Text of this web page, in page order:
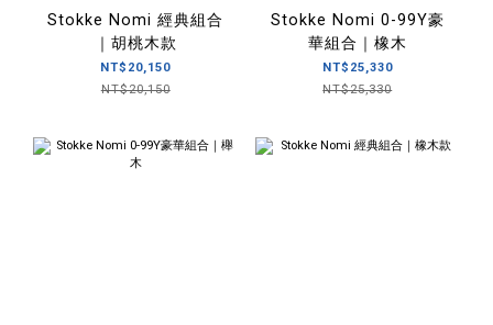
Stokke Nomi 經典組合
｜胡桃木款
NT$20,150
NT$20,150
Stokke Nomi 0-99Y豪
華組合｜橡木
NT$25,330
NT$25,330